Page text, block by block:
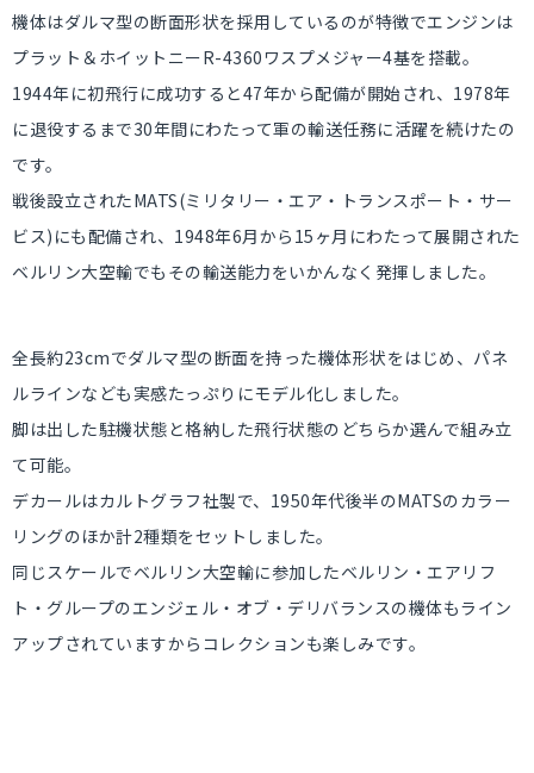
機体はダルマ型の断面形状を採用しているのが特徴でエンジンは
プラット＆ホイットニーR-4360ワスプメジャー4基を搭載。
1944年に初飛行に成功すると47年から配備が開始され、1978年
に退役するまで30年間にわたって軍の輸送任務に活躍を続けたの
です。
戦後設立されたMATS(ミリタリー・エア・トランスポート・サー
ビス)にも配備され、1948年6月から15ヶ月にわたって展開された
ベルリン大空輸でもその輸送能力をいかんなく発揮しました。
全長約23cmでダルマ型の断面を持った機体形状をはじめ、パネ
ルラインなども実感たっぷりにモデル化しました。
脚は出した駐機状態と格納した飛行状態のどちらか選んで組み立
て可能。
デカールはカルトグラフ社製で、1950年代後半のMATSのカラー
リングのほか計2種類をセットしました。
同じスケールでベルリン大空輸に参加したベルリン・エアリフ
ト・グループのエンジェル・オブ・デリバランスの機体もライン
アップされていますからコレクションも楽しみです。